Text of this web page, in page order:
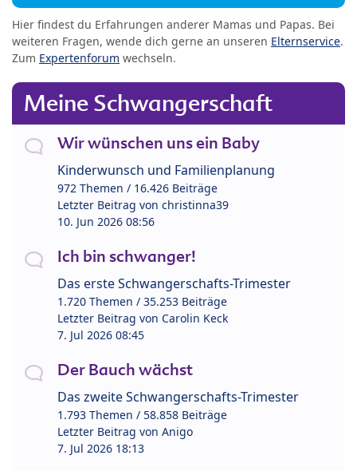
Hier findest du Erfahrungen anderer Mamas und Papas. Bei
weiteren Fragen, wende dich gerne an unseren Elternservice.
Zum Expertenforum wechseln.
Meine Schwangerschaft
Wir wünschen uns ein Baby
Kinderwunsch und Familienplanung
972 Themen / 16.426 Beiträge
Letzter Beitrag von christinna39
10. Jun 2026 08:56
Ich bin schwanger!
Das erste Schwangerschafts-Trimester
1.720 Themen / 35.253 Beiträge
Letzter Beitrag von Carolin Keck
7. Jul 2026 08:45
Der Bauch wächst
Das zweite Schwangerschafts-Trimester
1.793 Themen / 58.858 Beiträge
Letzter Beitrag von Anigo
7. Jul 2026 18:13